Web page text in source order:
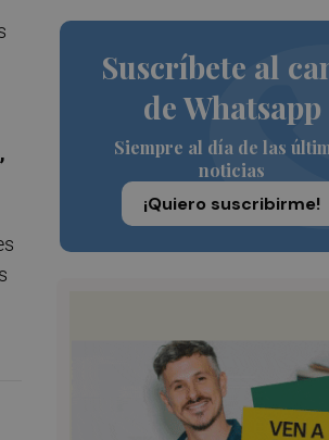
Suscríbete al
de Whatsapp
Siempre al día de las
noticias
¡Quiero suscribirme!